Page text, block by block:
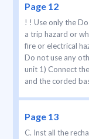
Page 12
! ! Use only the
a trip hazard or
fire or electrical
Do not use any
unit 1) Connect
and the corded
Page 13
C. Inst all the